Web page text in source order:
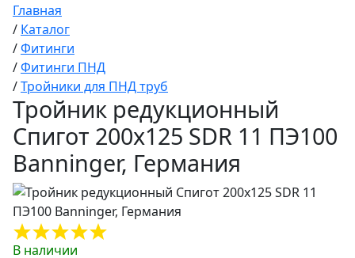
Главная
/ Каталог
/Фитинги
/Фитинги ПНД
/Тройники для ПНД труб
Тройник редукционный
Спигот 200х125 SDR 11 ПЭ100
Banninger, Германия
В наличии